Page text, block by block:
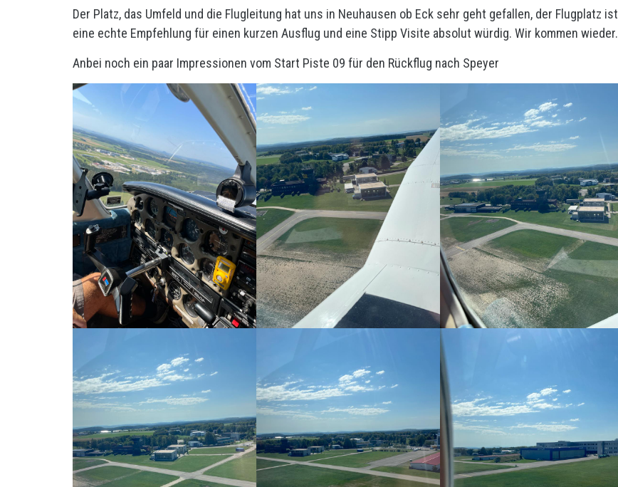
Der Platz, das Umfeld und die Flugleitung hat uns in Neuhausen ob Eck sehr geht gefallen, der Flugplatz ist
eine echte Empfehlung für einen kurzen Ausflug und eine Stipp Visite absolut würdig. Wir kommen wieder.
Anbei noch ein paar Impressionen vom Start Piste 09 für den Rückflug nach Speyer